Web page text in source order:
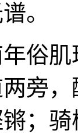
。
肌
旁
；